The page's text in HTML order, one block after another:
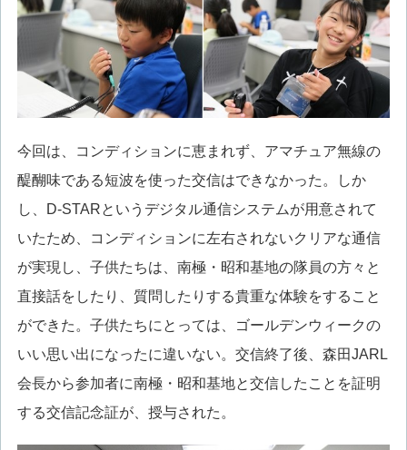
今回は、コンディションに恵まれず、アマチュア無線の
醍醐味である短波を使った交信はできなかった。しか
し、D-STARというデジタル通信システムが用意されて
いたため、コンディションに左右されないクリアな通信
が実現し、子供たちは、南極・昭和基地の隊員の方々と
直接話をしたり、質問したりする貴重な体験をすること
ができた。子供たちにとっては、ゴールデンウィークの
いい思い出になったに違いない。交信終了後、森田JARL
会長から参加者に南極・昭和基地と交信したことを証明
する交信記念証が、授与された。